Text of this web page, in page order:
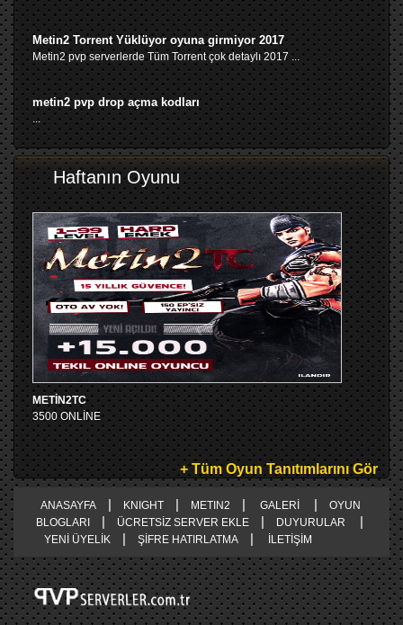
Metin2 Torrent Yüklüyor oyuna girmiyor 2017
Metin2 pvp serverlerde Tüm Torrent çok detaylı 2017 ...
metin2 pvp drop açma kodları
...
Haftanın Oyunu
METİN2TC
3500 ONLİNE
+ Tüm Oyun Tanıtımlarını Gör
ANASAYFA | KNIGHT | METIN2 | GALERİ |
OYUN
BLOGLARI
| ÜCRETSİZ SERVER EKLE | DUYURULAR |
YENİ ÜYELİK | ŞİFRE HATIRLATMA | İLETİŞİM